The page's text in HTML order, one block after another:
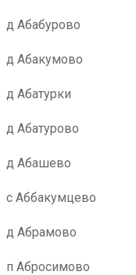
д Абабурово
д Абакумово
д Абатурки
д Абатурово
д Абашево
с Аббакумцево
д Абрамово
п Абросимово